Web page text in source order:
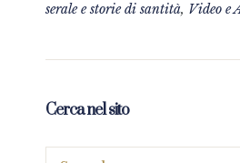
serale e storie di santità, Video e
Cerca nel sito